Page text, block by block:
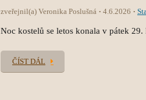
zveřejnil(a) Veronika Poslušná 4.6.2026
Noc kostelů se letos konala v pátek
ČÍST DÁL